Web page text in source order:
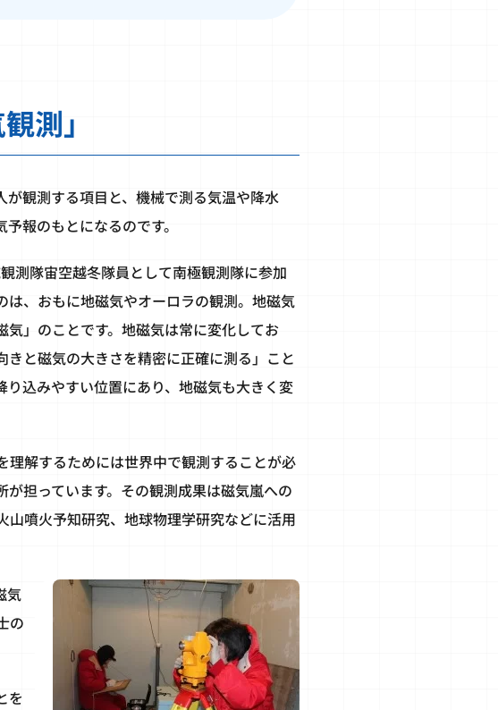
測」
観測する項目と、機械で測る気温や降水
報のもとになるのです。
測隊宙空越冬隊員として南極観測隊に参加
は、おもに地磁気やオーロラの観測。地磁気
気」のことです。地磁気は常に変化してお
きと磁気の大きさを精密に正確に測る」こと
込みやすい位置にあり、地磁気も大きく変
理解するためには世界中で観測することが必
担っています。その観測成果は磁気嵐への
山噴火予知研究、地球物理学研究などに活用
気
の
を